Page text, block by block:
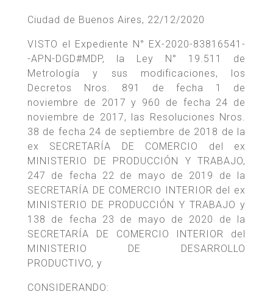
Ciudad de Buenos Aires, 22/12/2020
VISTO el Expediente N° EX-2020-83816541-
-APN-DGD#MDP, la Ley N° 19.511 de
Metrología y sus modificaciones, los
Decretos Nros. 891 de fecha 1 de
noviembre de 2017 y 960 de fecha 24 de
noviembre de 2017, las Resoluciones Nros.
38 de fecha 24 de septiembre de 2018 de la
ex SECRETARÍA DE COMERCIO del ex
MINISTERIO DE PRODUCCIÓN Y TRABAJO,
247 de fecha 22 de mayo de 2019 de la
SECRETARÍA DE COMERCIO INTERIOR del ex
MINISTERIO DE PRODUCCIÓN Y TRABAJO y
138 de fecha 23 de mayo de 2020 de la
SECRETARÍA DE COMERCIO INTERIOR del
MINISTERIO DE DESARROLLO
PRODUCTIVO, y
CONSIDERANDO: